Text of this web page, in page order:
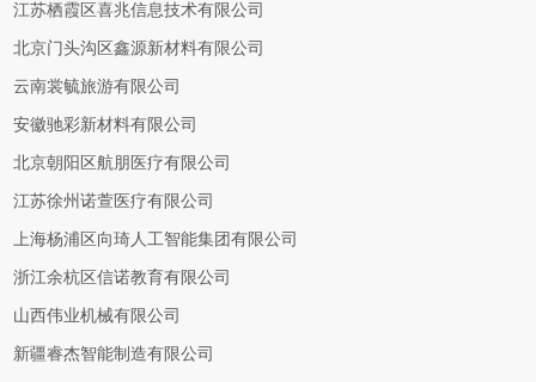
江苏栖霞区喜兆信息技术有限公司
北京门头沟区鑫源新材料有限公司
云南裳毓旅游有限公司
安徽驰彩新材料有限公司
北京朝阳区航朋医疗有限公司
江苏徐州诺萱医疗有限公司
上海杨浦区向琦人工智能集团有限公司
浙江余杭区信诺教育有限公司
山西伟业机械有限公司
新疆睿杰智能制造有限公司